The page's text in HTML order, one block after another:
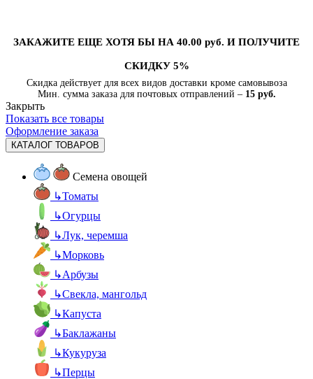
ЗАКАЖИТЕ ЕЩЕ ХОТЯ БЫ НА 40.00 руб. И ПОЛУЧИТЕ
СКИДКУ 5%
Скидка действует для всех видов доставки кроме самовывоза
Мин. сумма заказа для почтовых отправлений – 15 руб.
Закрыть
Показать все товары
Оформление заказа
КАТАЛОГ ТОВАРОВ
Семена овощей
↳Томаты
↳Огурцы
↳Лук, черемша
↳Морковь
↳Арбузы
↳Свекла, мангольд
↳Капуста
↳Баклажаны
↳Кукуруза
↳Перцы